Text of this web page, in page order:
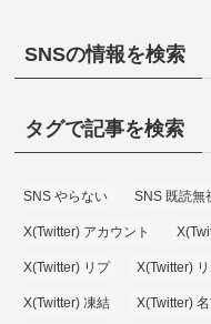
SNSの情報を検索
タグで記事を検索
SNS やらない SNS 既読無
X(Twitter) アカウント
X(Twitter) リプ X(Twitter)
X(Twitter) 凍結 X(Twitter)